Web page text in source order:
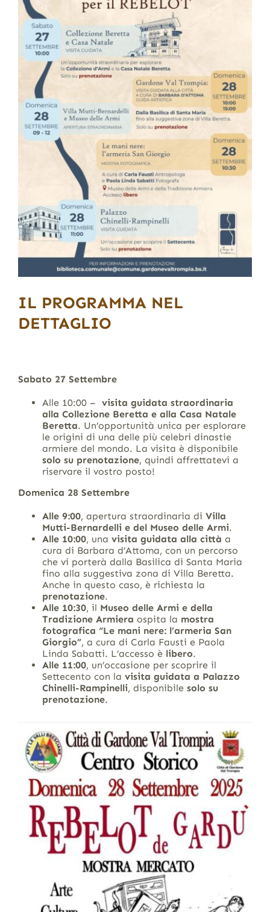
IL PROGRAMMA NEL
DETTAGLIO
Sabato 27 Settembre
Alle 10:00 – visita guidata straordinaria
alla Collezione Beretta e alla Casa Natale
Beretta. Un’opportunità unica per esplorare
le origini di una delle più celebri dinastie
armiere del mondo. La visita è disponibile
solo su prenotazione, quindi affrettatevi a
riservare il vostro posto!
Domenica 28 Settembre
Alle 9:00, apertura straordinaria di Villa
Mutti-Bernardelli e del Museo delle Armi.
Alle 10:00, una visita guidata alla città a
cura di Barbara d’Attoma, con un percorso
che vi porterà dalla Basilica di Santa Maria
fino alla suggestiva zona di Villa Beretta.
Anche in questo caso, è richiesta la
prenotazione.
Alle 10:30, il Museo delle Armi e della
Tradizione Armiera ospita la mostra
fotografica “Le mani nere: l’armeria San
Giorgio”, a cura di Carla Fausti e Paola
Linda Sabatti. L’accesso è libero.
Alle 11:00, un’occasione per scoprire il
Settecento con la visita guidata a Palazzo
Chinelli-Rampinelli, disponibile solo su
prenotazione.